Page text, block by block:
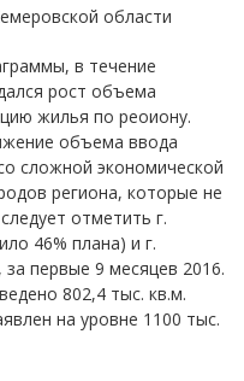
области
в течение
рост объема
жилья по реоиону.
объема ввода
сложной экономической
региона, которые не
отметить г.
46% плана) и г.
первые 9 месяцев 2016.
802,4 тыс. кв.м.
на уровне 1100 тыс.